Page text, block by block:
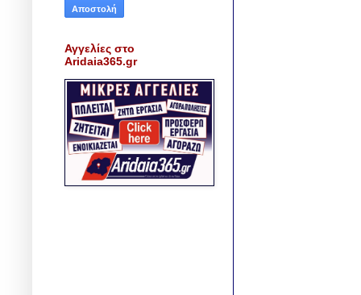
Αγγελίες στο
Aridaia365.gr